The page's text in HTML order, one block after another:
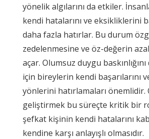
yönelik algılarını da etkiler.
kendi hatalarını ve eksikliklerini
daha fazla hatırlar. Bu durum
zedelenmesine ve öz-değerin
açar. Olumsuz duygu
için bireylerin kendi başarılarını
yönlerini hatırlamaları önemlidir.
geliştirmek bu süreçte kritik bir
şefkat kişinin kendi hatalarını
kendine karşı anlayışlı olmasıdır.